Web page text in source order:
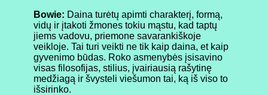
Bowie: Daina turėtų apimti charakterį, formą,
vidų ir įtakoti žmones tokiu mąstu, kad taptų
jiems vadovu, priemone savarankiškoje
veikloje. Tai turi veikti ne tik kaip daina, et kaip
gyvenimo būdas. Roko asmenybės įsisavino
visas filosofijas, stilius, įvairiausią rašytinę
medžiagą ir švysteli viešumon tai, ką iš viso to
išsirinko.